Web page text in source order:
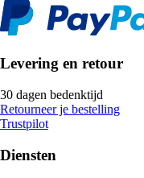
Levering en retour
30 dagen bedenktijd
Retourneer je bestelling
Trustpilot
Diensten